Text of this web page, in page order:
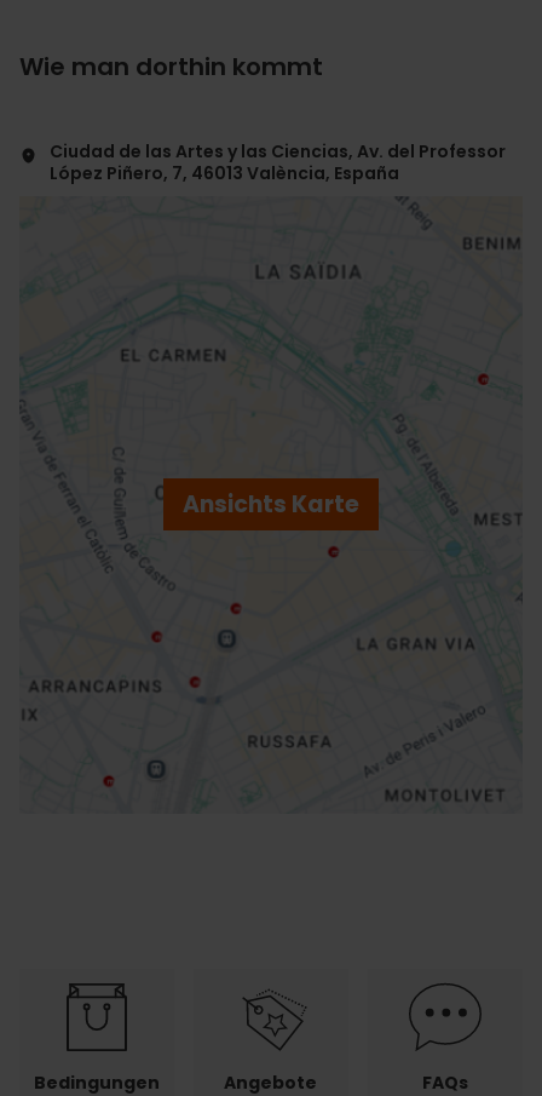
Wie man dorthin kommt
Ciudad de las Artes y las Ciencias, Av. del Professor
López Piñero, 7, 46013 València, España
Ansichts Karte
Richtungen
Bedingungen Angebote FAQs